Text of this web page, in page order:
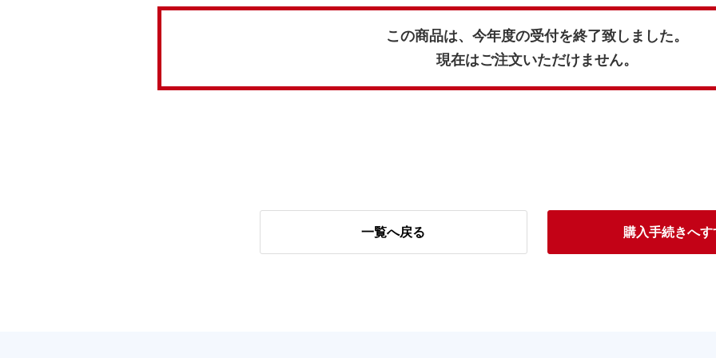
この商品は、今年度の受付を終了致しました。
現在はご注文いただけません。
購入手続きへす
一覧へ戻る